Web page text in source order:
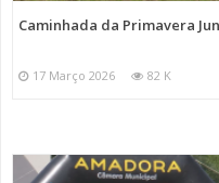
Caminhada da Primavera
17 Março 2026 82 K